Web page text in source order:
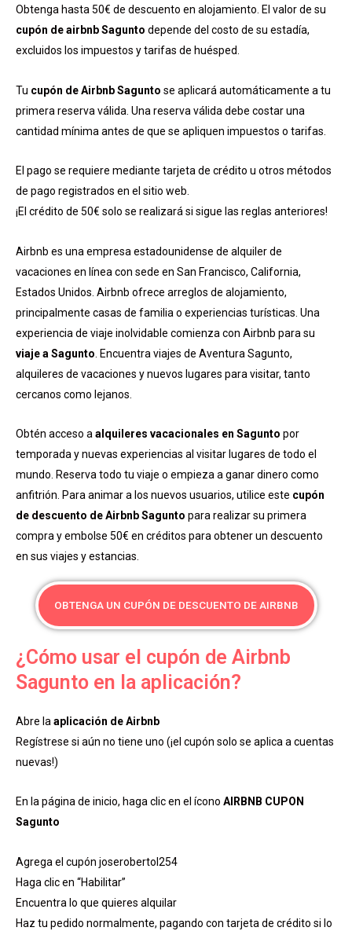
Obtenga hasta 50€ de descuento en alojamiento. El valor de su
cupón de airbnb Sagunto depende del costo de su estadía,
excluidos los impuestos y tarifas de huésped.
Tu cupón de Airbnb Sagunto se aplicará automáticamente a tu
primera reserva válida. Una reserva válida debe costar una
cantidad mínima antes de que se apliquen impuestos o tarifas.
El pago se requiere mediante tarjeta de crédito u otros métodos
de pago registrados en el sitio web.
¡El crédito de 50€ solo se realizará si sigue las reglas anteriores!
Airbnb es una empresa estadounidense de alquiler de
vacaciones en línea con sede en San Francisco, California,
Estados Unidos. Airbnb ofrece arreglos de alojamiento,
principalmente casas de familia o experiencias turísticas. Una
experiencia de viaje inolvidable comienza con Airbnb para su
viaje a Sagunto . Encuentra viajes de Aventura Sagunto,
alquileres de vacaciones y nuevos lugares para visitar, tanto
cercanos como lejanos.
Obtén acceso a alquileres vacacionales en Sagunto por
temporada y nuevas experiencias al visitar lugares de todo el
mundo. Reserva todo tu viaje o empieza a ganar dinero como
anfitrión. Para animar a los nuevos usuarios, utilice este cupón
de descuento de Airbnb Sagunto para realizar su primera
compra y embolse 50€ en créditos para obtener un descuento
en sus viajes y estancias.
OBTENGA UN CUPÓN DE DESCUENTO DE AIRBNB
¿Cómo usar el cupón de Airbnb
Sagunto en la aplicación?
Abre la aplicación de Airbnb
Regístrese si aún no tiene uno (¡el cupón solo se aplica a cuentas
nuevas!)
En la página de inicio, haga clic en el ícono AIRBNB CUPON
Sagunto
Agrega el cupón joserobertol254
Haga clic en “Habilitar”
Encuentra lo que quieres alquilar
Haz tu pedido normalmente, pagando con tarjeta de crédito si lo